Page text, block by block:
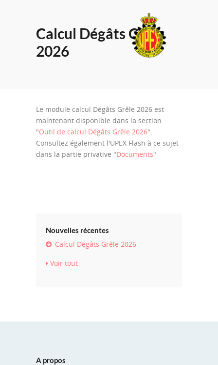
Calcul Dégâts Grêle
2026
Le module calcul Dégâts Grêle 2026 est
maintenant disponible dans la section
"Outil de calcul Dégâts Grêle 2026".
Consultez également l'UPEX Flash à ce sujet
dans la partie privative "Documents"
Nouvelles récentes
Calcul Dégâts Grêle 2026
Voir tout
A propos